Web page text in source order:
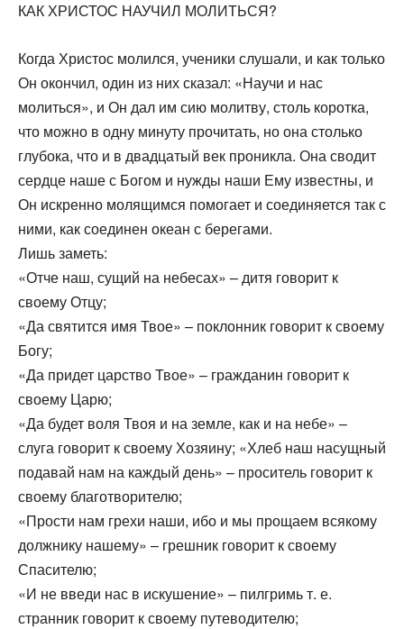
КАК ХРИСТОС НАУЧИЛ МОЛИТЬСЯ?
Когда Христос молился, ученики слушали, и как только
Он окончил, один из них сказал: «Научи и нас
молиться», и Он дал им сию молитву, столь коротка,
что можно в одну минуту прочитать, но она столько
глубока, что и в двадцатый век проникла. Она сводит
сердце наше с Богом и нужды наши Ему известны, и
Он искренно молящимся помогает и соединяется так с
ними, как соединен океан с берегами.
Лишь заметь:
«Отче наш, сущий на небесах» – дитя говорит к
своему Отцу;
«Да святится имя Твое» – поклонник говорит к своему
Богу;
«Да придет царство Твое» – гражданин говорит к
своему Царю;
«Да будет воля Твоя и на земле, как и на небе» –
слуга говорит к своему Хозяину; «Хлеб наш насущный
подавай нам на каждый день» – проситель говорит к
своему благотворителю;
«Прости нам грехи наши, ибо и мы прощаем всякому
должнику нашему» – грешник говорит к своему
Спасителю;
«И не введи нас в искушение» – пилгримь т. е.
странник говорит к своему путеводителю;